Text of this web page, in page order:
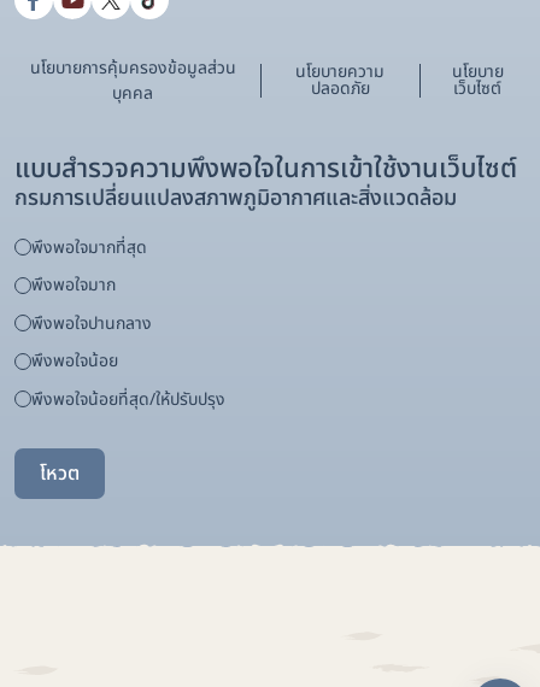
นโยบายการคุ้มครองข้อมูลส่วน
บุคคล
นโยบายความ
ปลอดภัย
นโยบาย
เว็บไซต์
แบบสำรวจความพึงพอใจในการเข้าใช้งานเว็บไซต์
กรมการเปลี่ยนแปลงสภาพภูมิอากาศและสิ่งแวดล้อม
พึงพอใจมากที่สุด
พึงพอใจมาก
พึงพอใจปานกลาง
พึงพอใจน้อย
พึงพอใจน้อยที่สุด/ให้ปรับปรุง
โหวต